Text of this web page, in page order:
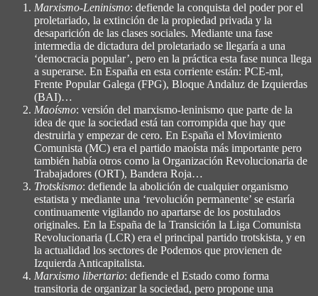
Marxismo-Leninismo: defiende la conquista del poder por el
proletariado, la extinción de la propiedad privada y la
desaparición de las clases sociales. Mediante una fase
intermedia de dictadura del proletariado se llegaría a una
‘democracia popular’, pero en la práctica esta fase nunca llega
a superarse. En España en esta corriente están: PCE-ml,
Frente Popular Galega (FPG), Bloque Andaluz de Izquierdas
(BAI)…
Maoísmo: versión del marxismo-leninismo que parte de la
idea de que la sociedad está tan corrompida que hay que
destruirla y empezar de cero. En España el Movimiento
Comunista (MC) era el partido maoísta más importante pero
también había otros como la Organización Revolucionaria de
Trabajadores (ORT), Bandera Roja…
Trotskismo: defiende la abolición de cualquier organismo
estatista y mediante una ‘revolución permanente’ se estaría
continuamente vigilando no apartarse de los postulados
originales. En la España de la Transición la Liga Comunista
Revolucionaria (LCR) era el principal partido trotskista, y en
la actualidad los sectores de Podemos que provienen de
Izquierda Anticapitalista.
Marxismo libertario: defiende el Estado como forma
transitoria de organizar la sociedad, pero propone una